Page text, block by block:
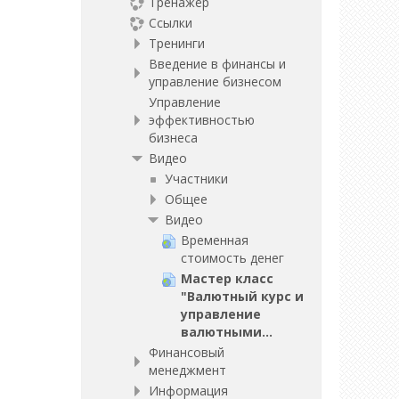
Ссылки
Тренинги
Введение в финансы и
управление бизнесом
Управление
эффективностью
бизнеса
Видео
Участники
Общее
Видео
Временная
стоимость денег
Мастер класс
"Валютный курс и
управление
валютными...
Финансовый
менеджмент
Информация